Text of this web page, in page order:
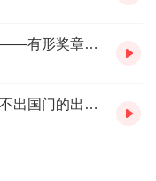
面对国内外的各种荣誉，该怎么拿捏——有形奖章不如具体行动
滋润苍生的大智慧，从哪里来？——不出国门的出家人